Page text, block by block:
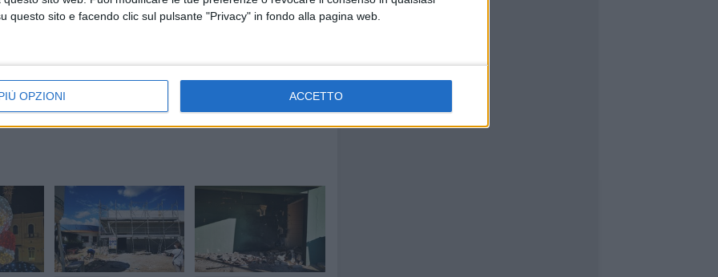
questo sito e facendo clic sul pulsante "Privacy" in fondo alla pagina web.
OPZIONI ACCETTO
di Bari: stanziati 16 milioni di
euro